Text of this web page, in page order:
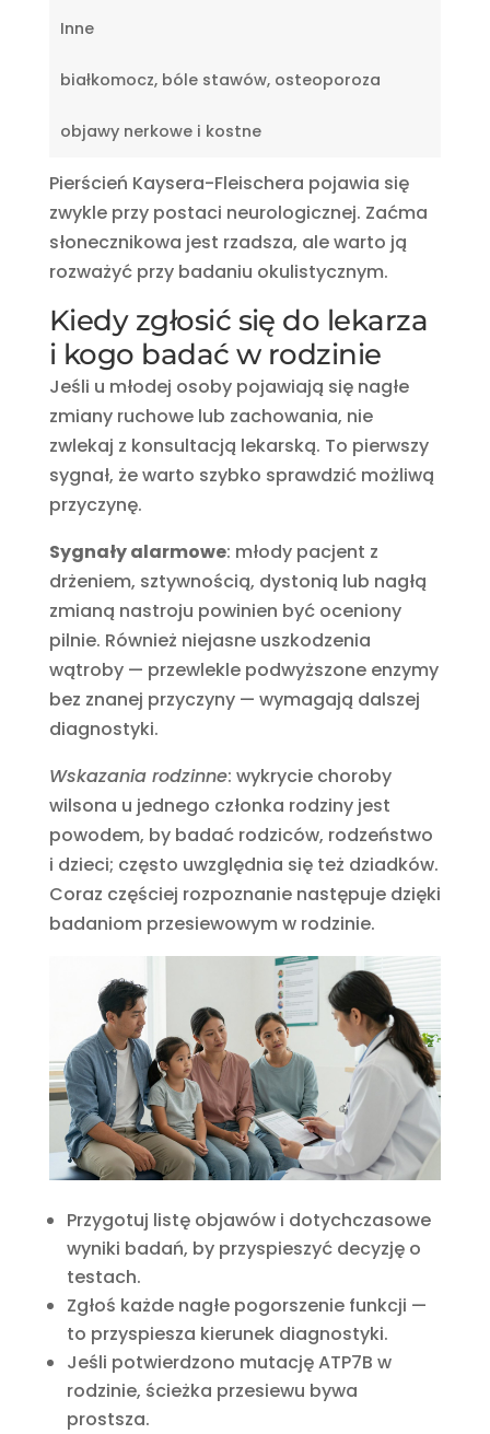
Inne
białkomocz, bóle stawów, osteoporoza
objawy nerkowe i kostne
Pierścień Kaysera-Fleischera pojawia się
zwykle przy postaci neurologicznej. Zaćma
słonecznikowa jest rzadsza, ale warto ją
rozważyć przy badaniu okulistycznym.
Kiedy zgłosić się do lekarza
i kogo badać w rodzinie
Jeśli u młodej osoby pojawiają się nagłe
zmiany ruchowe lub zachowania, nie
zwlekaj z konsultacją lekarską. To pierwszy
sygnał, że warto szybko sprawdzić możliwą
przyczynę.
Sygnały alarmowe: młody pacjent z
drżeniem, sztywnością, dystonią lub nagłą
zmianą nastroju powinien być oceniony
pilnie. Również niejasne uszkodzenia
wątroby — przewlekle podwyższone enzymy
bez znanej przyczyny — wymagają dalszej
diagnostyki.
Wskazania rodzinne: wykrycie choroby
wilsona u jednego członka rodziny jest
powodem, by badać rodziców, rodzeństwo
i dzieci; często uwzględnia się też dziadków.
Coraz częściej rozpoznanie następuje dzięki
badaniom przesiewowym w rodzinie.
Przygotuj listę objawów i dotychczasowe
wyniki badań, by przyspieszyć decyzję o
testach.
Zgłoś każde nagłe pogorszenie funkcji —
to przyspiesza kierunek diagnostyki.
Jeśli potwierdzono mutację ATP7B w
rodzinie, ścieżka przesiewu bywa
prostsza.